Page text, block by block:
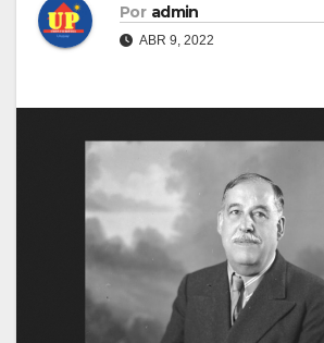
Por admin
ABR 9, 2022